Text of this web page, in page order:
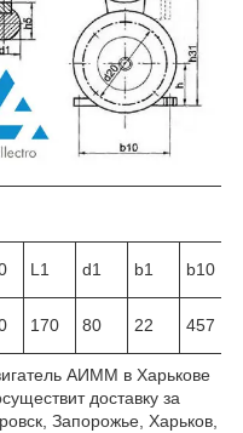
L1 d1 b1 b10
170 80 22 457
АИММ в Харькове
доставку за
Запорожье, Харьков,